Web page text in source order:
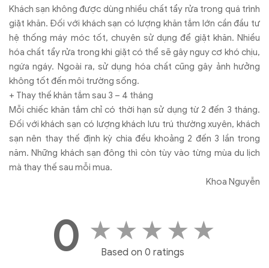
Khách sạn không được dùng nhiều chất tẩy rửa trong quá trình
giặt khăn. Đối với khách sạn có lượng khăn tắm lớn cần đầu tư
hệ thống máy móc tốt, chuyên sử dụng để giặt khăn. Nhiều
hóa chất tẩy rửa trong khi giặt có thể sẽ gây nguy cơ khó chịu,
ngứa ngáy. Ngoài ra, sử dụng hóa chất cũng gây ảnh hưởng
không tốt đến môi trường sống.
+ Thay thế khăn tắm sau 3 – 4 tháng
Mỗi chiếc khăn tắm chỉ có thời hạn sử dụng từ 2 đến 3 tháng.
Đối với khách sạn có lượng khách lưu trú thường xuyên, khách
sạn nên thay thế định kỳ chia đều khoảng 2 đến 3 lần trong
năm. Những khách sạn đông thì còn tùy vào từng mùa du lịch
mà thay thế sau mỗi mua.
Khoa Nguyễn
0 ★ ★ ★ ★ ★
Based on 0 ratings